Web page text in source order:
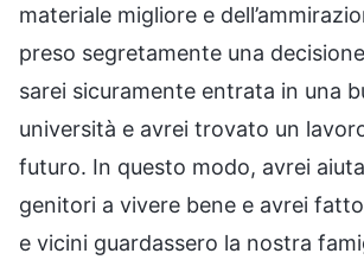
materiale migliore e
preso segretamente una
sarei sicuramente entrata in una
università e avrei trovato un
futuro. In questo modo, avrei
genitori a vivere bene e avrei
e vicini guardassero la nostra